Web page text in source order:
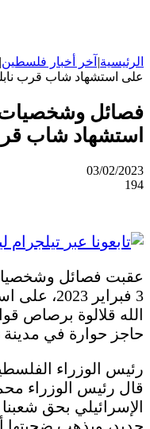
الرئيسية| آخر أخبار فلسطين|
على استشهاد شاب قرب
فصائل
استشهاد شاب
03/02/2023
194
عقبت فصائل
3 فبراير
الله قلالوة برصاص
حاجز حوارة في مدينة
رئيس الوزراء
قال رئيس الوزراء
الإسرائيلي بحق
جديد، ويذهب